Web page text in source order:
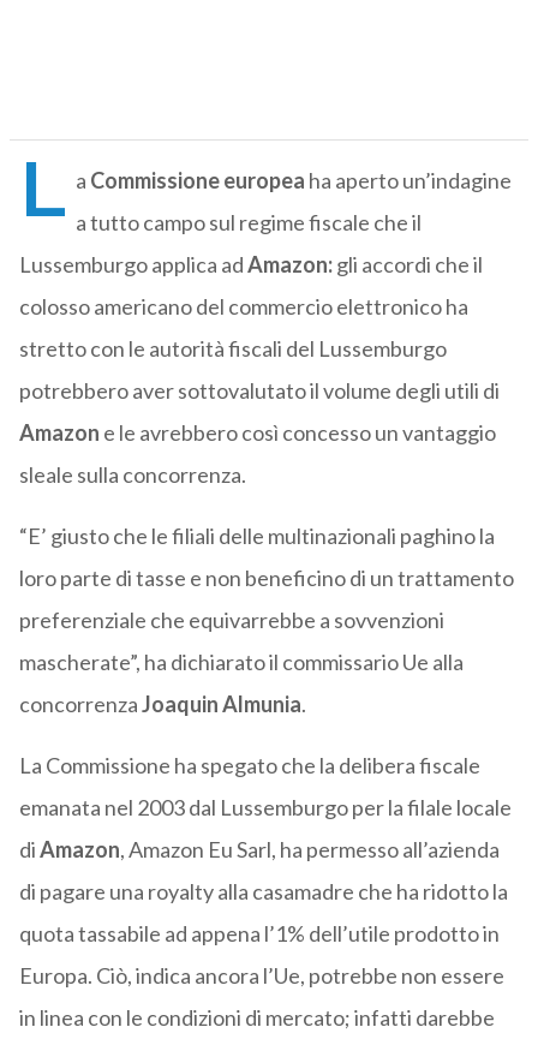
L a Commissione europea ha aperto un’indagine
a tutto campo sul regime fiscale che il
Lussemburgo applica adAmazon:gli accordi che il
colosso americano del commercio elettronico ha
stretto con le autorità fiscali del Lussemburgo
potrebbero aver sottovalutato il volume degli utili di
Amazon e le avrebbero così concesso un vantaggio
sleale sulla concorrenza.
“E’ giusto che le filiali delle multinazionali paghino la
loro parte di tasse e non beneficino di un trattamento
preferenziale che equivarrebbe a sovvenzioni
mascherate”, ha dichiarato il commissario Ue alla
concorrenzaJoaquin Almunia.
La Commissione ha spegato che la delibera fiscale
emanata nel 2003 dal Lussemburgo per la filale locale
diAmazon, Amazon Eu Sarl, ha permesso all’azienda
di pagare una royalty alla casamadre che ha ridotto la
quota tassabile ad appena l’1% dell’utile prodotto in
Europa. Ciò, indica ancora l’Ue, potrebbe non essere
in linea con le condizioni di mercato; infatti darebbe